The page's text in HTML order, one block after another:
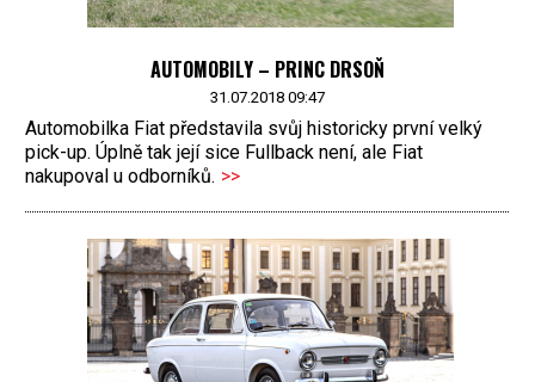
AUTOMOBILY – PRINC DRSOŇ
31.07.2018 09:47
Automobilka Fiat představila svůj historicky první velký
pick-up. Úplně tak její sice Fullback není, ale Fiat
nakupoval u odborníků. >>